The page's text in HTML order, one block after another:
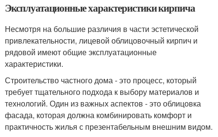
Эксплуатационные характеристики кирпича
Несмотря на большие различия в части эстетической
привлекательности, лицевой облицовочный кирпич и
рядовой имеют общие эксплуатационные
характеристики.
Строительство частного дома - это процесс, который
требует тщательного подхода к выбору материалов и
технологий. Один из важных аспектов - это облицовка
фасада, которая должна комбинировать комфорт и
практичность жилья с презентабельным внешним видом.